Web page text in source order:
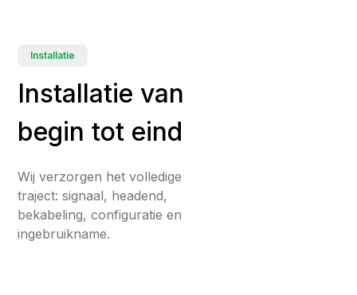
Installatie
Installatie van
begin tot eind
Wij verzorgen het volledige
traject: signaal, headend,
bekabeling, configuratie en
ingebruikname.